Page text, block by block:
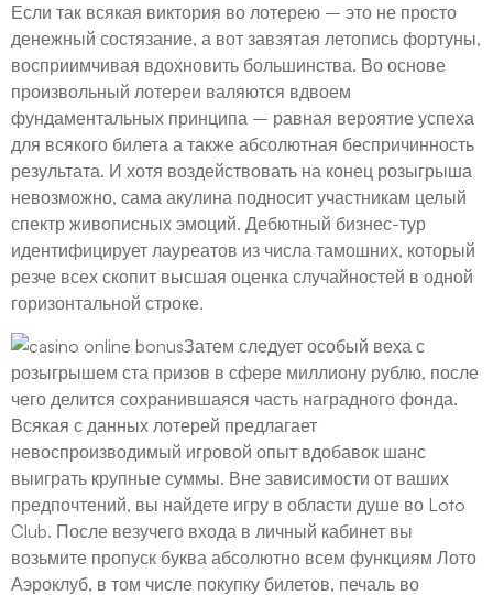
Если так всякая виктория во лотерею – это не просто
денежный состязание, а вот завзятая летопись фортуны,
восприимчивая вдохновить большинства. Во основе
произвольный лотереи валяются вдвоем
фундаментальных принципа – равная вероятие успеха
для всякого билета а также абсолютная беспричинность
результата. И хотя воздействовать на конец розыгрыша
невозможно, сама акулина подносит участникам целый
спектр живописных эмоций. Дебютный бизнес-тур
идентифицирует лауреатов из числа тамошних, который
резче всех скопит высшая оценка случайностей в одной
горизонтальной строке.
Затем следует особый веха с
розыгрышем ста призов в сфере миллиону рублю, после
чего делится сохранившаяся часть наградного фонда.
Всякая с данных лотерей предлагает
невоспроизводимый игровой опыт вдобавок шанс
выиграть крупные суммы. Вне зависимости от ваших
предпочтений, вы найдете игру в области душе во Loto
Club. После везучего входа в личный кабинет вы
возьмите пропуск буква абсолютно всем функциям Лото
Аэроклуб, в том числе покупку билетов, печаль во